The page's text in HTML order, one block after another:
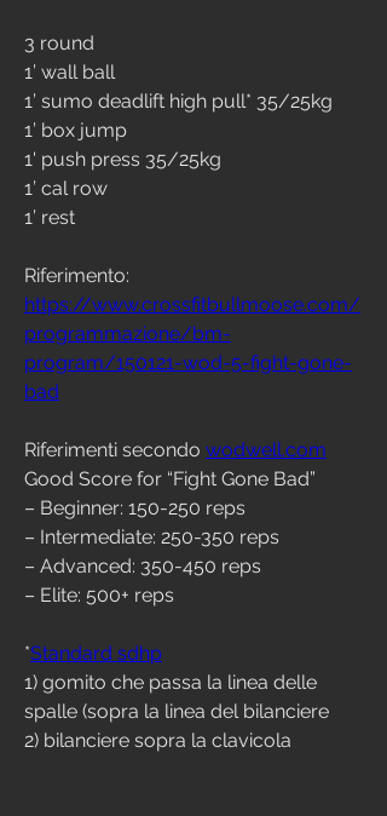
3 round
1’ wall ball
1’ sumo deadlift high pull* 35/25kg
1’ box jump
1' push press 35/25kg
1’ cal row
1’ rest
Riferimento:
https://www.crossfitbullmoose.com/
programmazione/bm-
program/150121-wod-5-fight-gone-
bad
Riferimenti secondo wodwell.com
Good Score for “Fight Gone Bad”
– Beginner: 150-250 reps
– Intermediate: 250-350 reps
– Advanced: 350-450 reps
– Elite: 500+ reps
*Standard sdhp
1) gomito che passa la linea delle
spalle (sopra la linea del bilanciere
2) bilanciere sopra la clavicola